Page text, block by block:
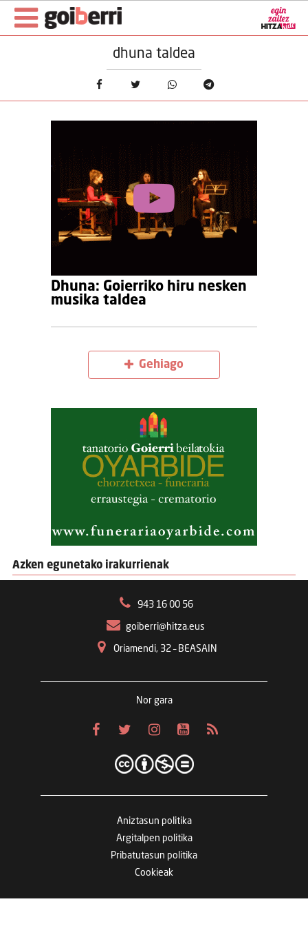
dhuna taldea
Dhuna: Goierriko hiru nesken
musika taldea
Gehiago
Azken egunetako irakurrienak
943 16 00 56
goiberri@hitza.eus
Oriamendi, 32 – BEASAIN
Nor gara
Aniztasun politika
Argitalpen politika
Pribatutasun politika
Cookieak